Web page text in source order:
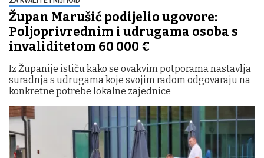
Župan Marušić podijelio ugovore:
Poljoprivrednim i udrugama osoba s
invaliditetom 60 000 €
Iz Županije ističu kako se ovakvim potporama nastavlja
suradnja s udrugama koje svojim radom odgovaraju na
konkretne potrebe lokalne zajednice